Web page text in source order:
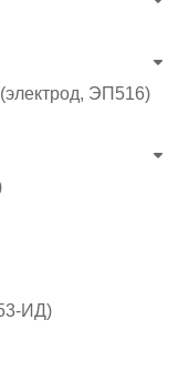
ЭП516)
ИД)